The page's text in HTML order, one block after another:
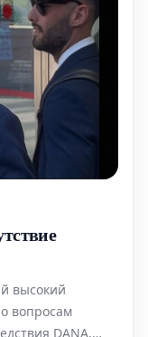
высокий
вопросам
DANA,